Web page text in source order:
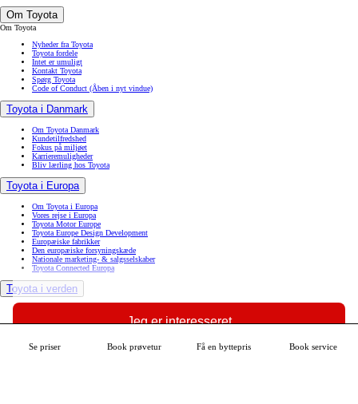
Se priser Book prøvetur Få en byttepris Book service
Jeg er interesseret
Se mere om din bil
Om Toyota
Om Toyota
Nyheder fra Toyota
Toyota fordele
Intet er umuligt
Kontakt Toyota
Spørg Toyota
Code of Conduct (Åben i nyt vindue)
Toyota i Danmark
Om Toyota Danmark
Kundetilfredshed
Fokus på miljøet
Karrieremuligheder
Bliv lærling hos Toyota
Toyota i Europa
Om Toyota i Europa
Vores rejse i Europa
Toyota Motor Europe
Toyota Europe Design Development
Europæiske fabrikker
Den europæiske forsyningskæde
Nationale marketing- & salgsselskaber
Toyota Connected Europa
Toyota i verden
Toyota kvalitet
Innovation